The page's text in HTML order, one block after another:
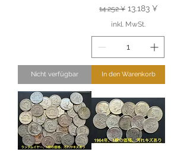
Nicht verfügbar
Standardpreis
14.252 ¥ Sale-Preis
13.183 ¥
inkl. MwSt.
In den Warenkorb